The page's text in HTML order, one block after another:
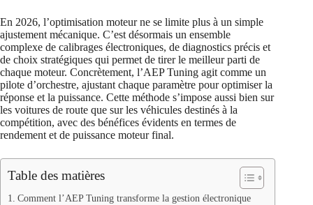
En 2026, l’optimisation moteur ne se limite plus à un simple
ajustement mécanique. C’est désormais un ensemble
complexe de calibrages électroniques, de diagnostics précis et
de choix stratégiques qui permet de tirer le meilleur parti de
chaque moteur. Concrètement, l’AEP Tuning agit comme un
pilote d’orchestre, ajustant chaque paramètre pour optimiser la
réponse et la puissance. Cette méthode s’impose aussi bien sur
les voitures de route que sur les véhicules destinés à la
compétition, avec des bénéfices évidents en termes de
rendement et de puissance moteur final.
Table des matières
Comment l’AEP Tuning transforme la gestion électronique